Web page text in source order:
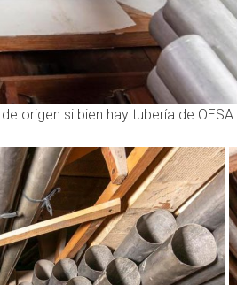
origen si bien hay tubería de